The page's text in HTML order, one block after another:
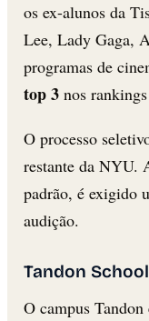
os ex-alunos da
Lee, Lady Gaga,
programas de
top 3 nos
O processo
restante da NYU.
padrão, é exigido
audição.
Tandon
O campus